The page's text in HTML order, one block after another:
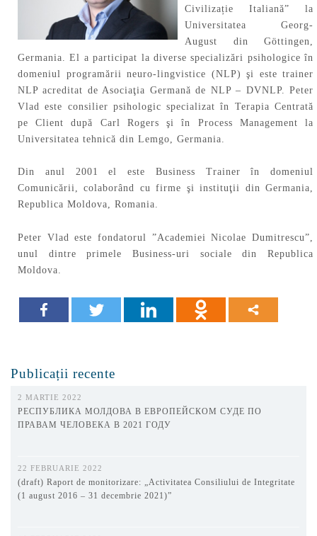
Civilizație Italiană” la
Universitatea Georg-
August din Göttingen,
Germania. El a participat la diverse specializări psihologice în
domeniul programării neuro-lingvistice (NLP) şi este trainer
NLP acreditat de Asociaţia Germană de NLP – DVNLP. Peter
Vlad este consilier psihologic specializat în Terapia Centrată
pe Client după Carl Rogers şi în Process Management la
Universitatea tehnică din Lemgo, Germania.
Din anul 2001 el este Business Trainer în domeniul
Comunicării, colaborând cu firme şi instituţii din Germania,
Republica Moldova, Romania.
Peter Vlad este fondatorul ”Academiei Nicolae Dumitrescu”,
unul dintre primele Business-uri sociale din Republica
Moldova.
Publicații recente
2 MARTIE 2022
РЕСПУБЛИКА МОЛДОВА В ЕВРОПЕЙСКОМ СУДЕ ПО
ПРАВАМ ЧЕЛОВЕКА В 2021 ГОДУ
22 FEBRUARIE 2022
(draft) Raport de monitorizare: „Activitatea Consiliului de Integritate
(1 august 2016 – 31 decembrie 2021)”